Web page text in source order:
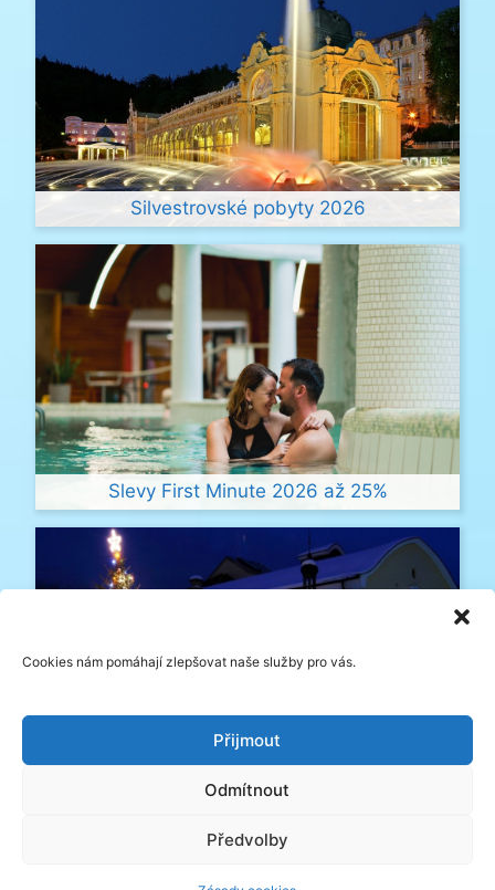
Cookies nám pomáhají zlepšovat naše služby pro vás.
Přijmout
Odmítnout
Předvolby
Silvestrovské pobyty 2026
Slevy First Minute 2026 až 25%